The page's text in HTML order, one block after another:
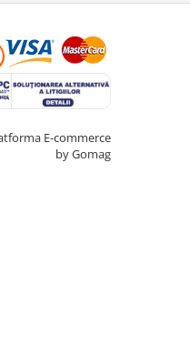
E-commerce
by Gomag